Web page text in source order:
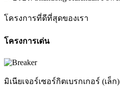
โครงการที่ดีที่สุดของเรา
โครงการเด่น
มิเนียเจอร์เซอร์กิตเบรกเกอร์ (เล็ก)